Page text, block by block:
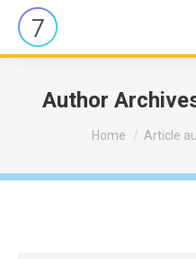
Author
You are here:
Home Article